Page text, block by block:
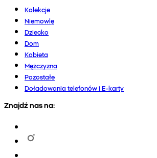
Kolekcje
Niemowlę
Dziecko
Dom
Kobieta
Mężczyzna
Pozostałe
Doładowania telefonów i E-karty
Znajdź nas na: